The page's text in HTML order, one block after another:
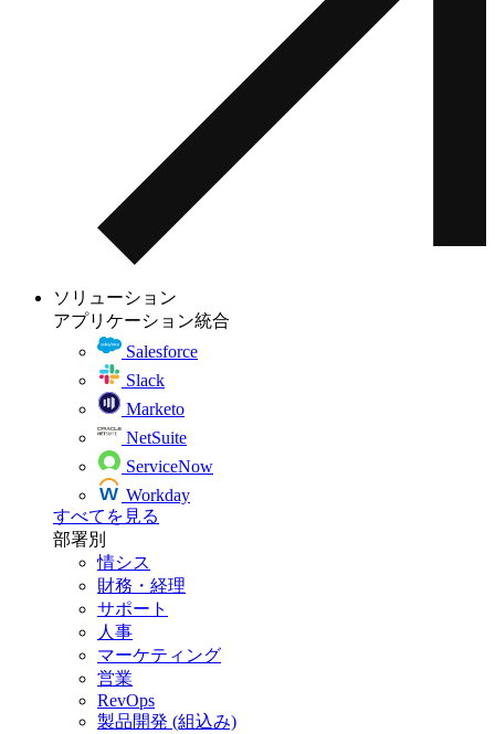
ソリューション
アプリケーション統合
Salesforce
Slack
Marketo
NetSuite
ServiceNow
Workday
すべてを見る
部署別
情シス
財務・経理
サポート
人事
マーケティング
営業
RevOps
製品開発 (組込み)